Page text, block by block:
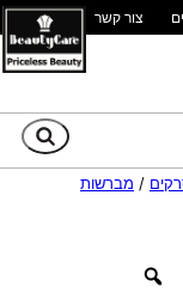
צור קשר
/ מברשות